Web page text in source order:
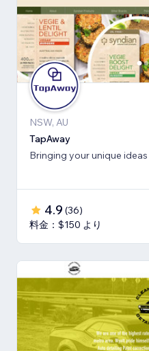
NSW, AU
TapAway
Bringing your unique
4.9 (36)
料金：$150 より